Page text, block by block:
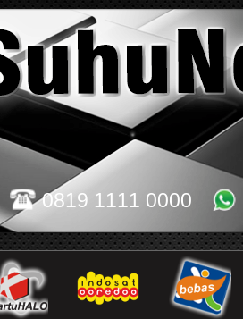
0819 1111 0000